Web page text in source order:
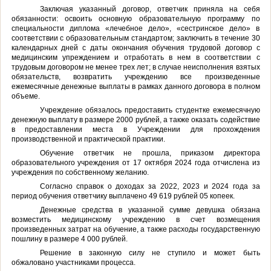
Заключая указанный договор, ответчик приняла на себя
обязанности: освоить основную образовательную программу пo
специальности диплома «лечебное дело», «сестринское дело» в
соответствии с образовательным стандартом; заключить в течение 30
календарных дней с даты окончания обучения трудовой договор с
медицинским упреждением и отработать в нем в соответствии с
трудовым договором не менее трех лет; в случае неисполнения взятых
обязательств, возвратить учреждению все произведенные
ежемесячные денежные выплаты в рамках данного договора в полном
объеме.
Учреждение обязалось предоставить студентке ежемесячную
денежную выплату в размере 2000 рублей, а также оказать содействие
в предоставлении места в Учреждении для прохождения
производственной и практической практики.
Обучение ответчик не прошла, приказом директора
образовательного учреждения от 17 октября 2024 года отчислена из
учреждения по собственному желанию.
Согласно справок о доходах за 2022, 2023 и 2024 года за
период обучения ответчику выплачено 49 619 рублей 05 копеек.
Денежные средства в указанной сумме девушка обязана
возместить медицинскому учреждению в счет возмещения
произведенных затрат на обучение, а также расходы государственную
пошлину в размере 4 000 рублей.
Решение в законную силу не ступило и может быть
обжаловано участниками процесса.